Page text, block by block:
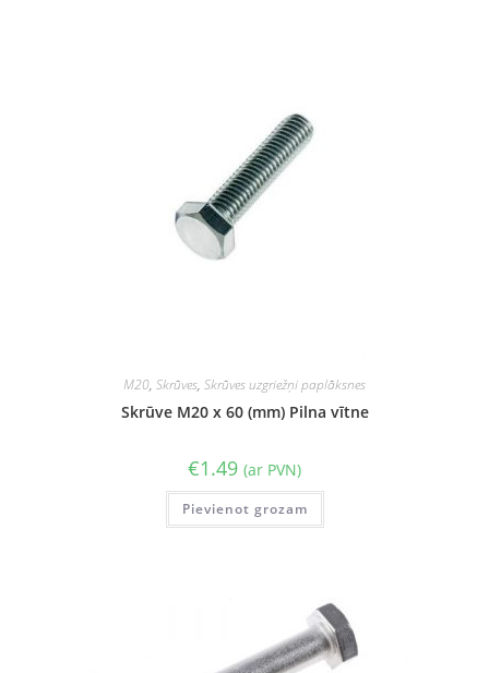
M20, Skrūves, Skrūves uzgriežņi paplāksnes
Skrūve M20 x 60 (mm) Pilna vītne
€1.49 (ar PVN)
Pievienot grozam